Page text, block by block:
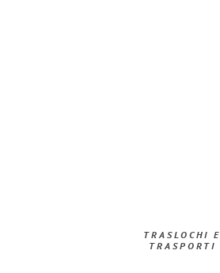
TRASLOCHI E
TRASPORTI​